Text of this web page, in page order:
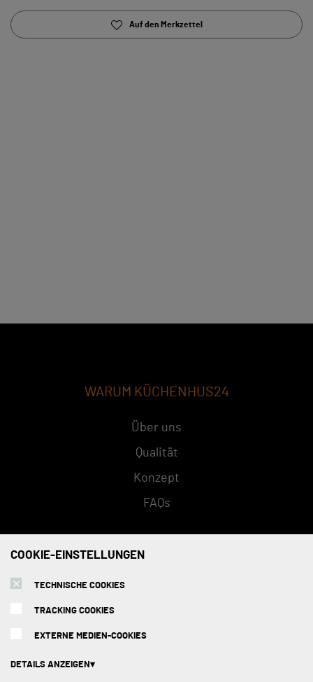
COOKIE-EINSTELLUNGEN
TECHNISCHE COOKIES
TRACKING COOKIES
EXTERNE MEDIEN-COOKIES
DETAILS ANZEIGEN
Auf den Merkzettel
WARUM KÜCHENHUS24
Über uns
Qualität
Konzept
FAQs
SERVICE
Versandarten
Zahlungsmethoden
Montage